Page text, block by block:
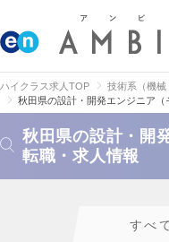
ハイクラス求人TOP 技術系（機械
秋田県の設計・開発エンジニア
秋田県の設計・開
転職・求人情報
すべて